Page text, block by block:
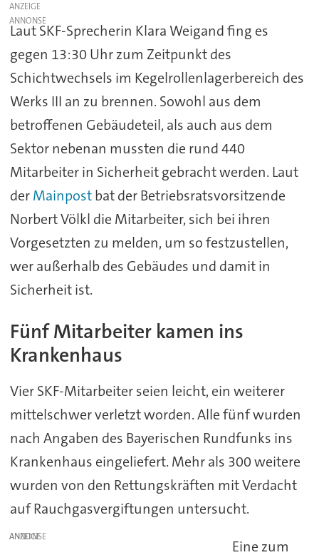
ANZEIGE
Laut SKF-Sprecherin Klara Weigand fing es
gegen 13:30 Uhr zum Zeitpunkt des
Schichtwechsels im Kegelrollenlagerbereich des
Werks III an zu brennen. Sowohl aus dem
betroffenen Gebäudeteil, als auch aus dem
Sektor nebenan mussten die rund 440
Mitarbeiter in Sicherheit gebracht werden. Laut
derMainpostbat der Betriebsratsvorsitzende
Norbert Völkl die Mitarbeiter, sich bei ihren
Vorgesetzten zu melden, um so festzustellen,
wer außerhalb des Gebäudes und damit in
Sicherheit ist.
Fünf Mitarbeiter kamen ins
Krankenhaus
Vier SKF-Mitarbeiter seien leicht, ein weiterer
mittelschwer verletzt worden. Alle fünf wurden
nach Angaben des Bayerischen Rundfunks ins
Krankenhaus eingeliefert. Mehr als 300 weitere
wurden von den Rettungskräften mit Verdacht
auf Rauchgasvergiftungen untersucht.
ANZEIGE
Eine zum